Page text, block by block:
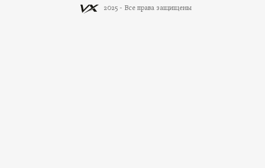
2025 - Все права защищены